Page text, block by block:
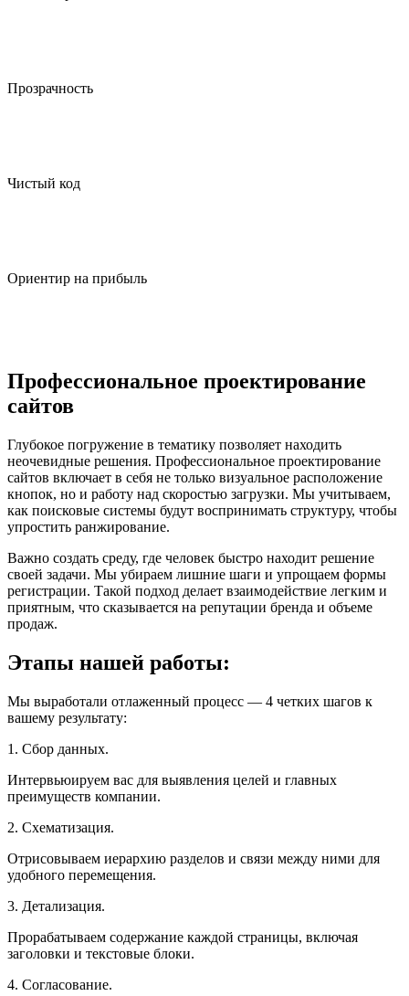
Прозрачность
Чистый код
Ориентир на прибыль
Профессиональное проектирование
сайтов
Глубокое погружение в тематику позволяет находить
неочевидные решения. Профессиональное проектирование
сайтов включает в себя не только визуальное расположение
кнопок, но и работу над скоростью загрузки. Мы учитываем,
как поисковые системы будут воспринимать структуру, чтобы
упростить ранжирование.
Важно создать среду, где человек быстро находит решение
своей задачи. Мы убираем лишние шаги и упрощаем формы
регистрации. Такой подход делает взаимодействие легким и
приятным, что сказывается на репутации бренда и объеме
продаж.
Этапы нашей работы:
Мы выработали отлаженный процесс — 4 четких шагов к
вашему результату:
1. Сбор данных.
Интервьюируем вас для выявления целей и главных
преимуществ компании.
2. Схематизация.
Отрисовываем иерархию разделов и связи между ними для
удобного перемещения.
3. Детализация.
Прорабатываем содержание каждой страницы, включая
заголовки и текстовые блоки.
4. Согласование.